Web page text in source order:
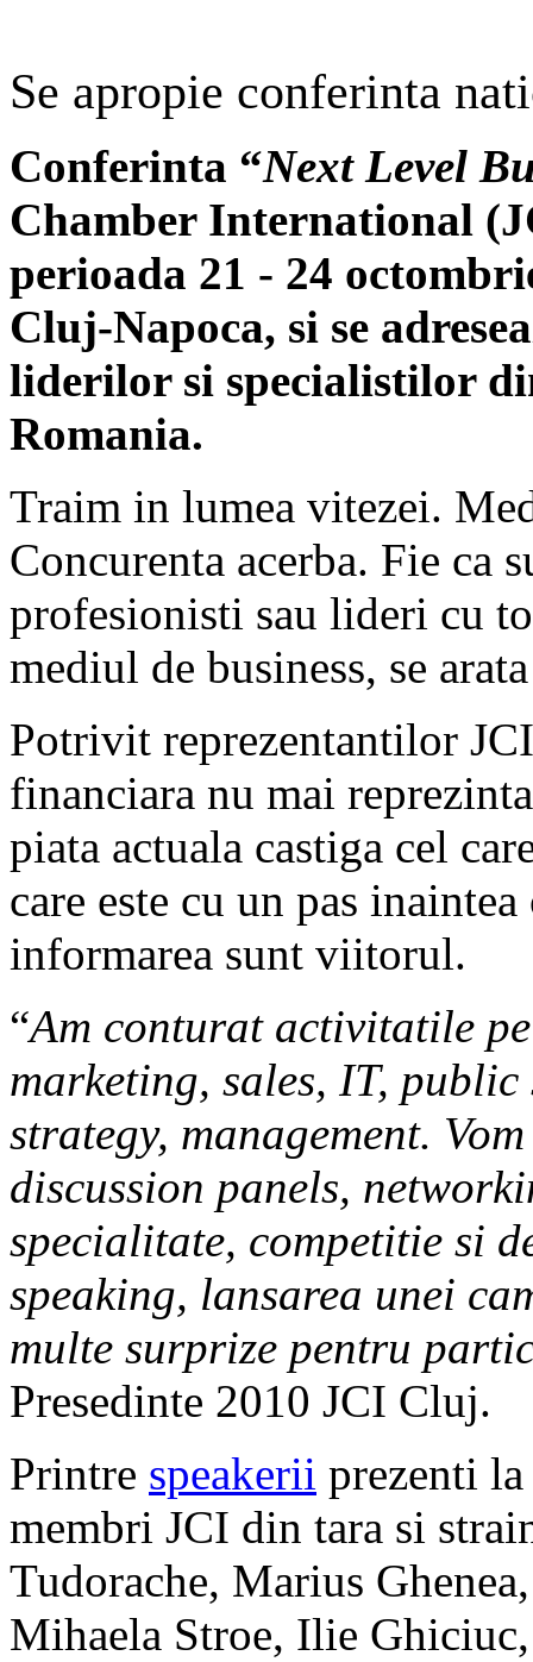
Se apropie conferinta
Conferinta “Next Level
Chamber International
perioada 21 - 24
Cluj-Napoca, si se
liderilor si specialistilor
Romania.
Traim in lumea vitezei.
Concurenta acerba. Fie ca
profesionisti sau lideri cu
mediul de business, se
Potrivit reprezentantilor
financiara nu mai
piata actuala castiga cel
care este cu un pas
informarea sunt viitorul.
“Am conturat activitatile
marketing, sales, IT,
strategy, management.
discussion panels,
specialitate, competitie si
speaking, lansarea unei
multe surprize pentru
Presedinte 2010 JCI Cluj.
Printre speakerii prezenti
membri JCI din tara si
Tudorache, Marius
Mihaela Stroe, Ilie